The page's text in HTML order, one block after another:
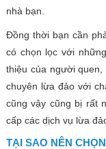
nhà bạn.
Đồng thời bạn cần
có chọn lọc với
thiệu của người
chuyên lừa đảo với
cũng vậy cũng bị rất
cấp các dịch vụ lừa
TẠI SAO NÊN